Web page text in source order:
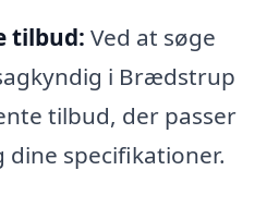
tilbud: Ved at søge
i Brædstrup
tilbud, der passer
specifikationer.